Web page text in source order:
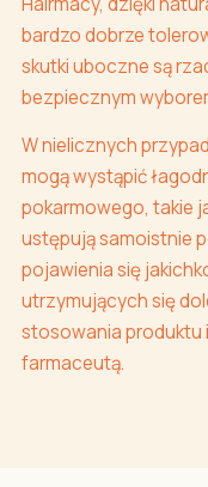
bardzo dobrze
skutki uboczne są
bezpiecznym
W nielicznych
mogą wystąpić
pokarmowego, takie
ustępują samoistnie
pojawienia się
utrzymujących się
stosowania produktu
farmaceutą.